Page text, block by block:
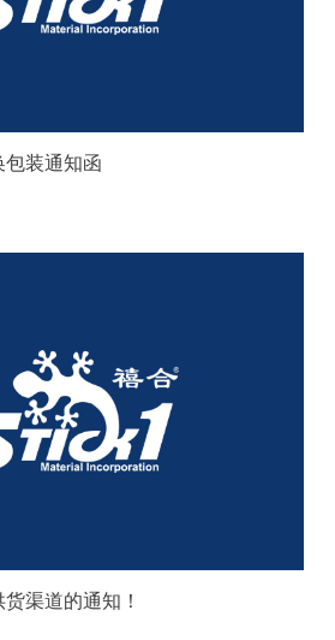
装通知函
渠道的通知！